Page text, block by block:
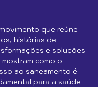
que reúne
histórias de
e soluções
mostram como o
ao saneamento é
para a saúde